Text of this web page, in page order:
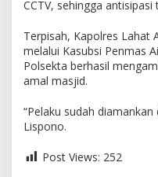
CCTV, sehingga
Terpisah, Kapolres Lahat
melalui Kasubsi Penmas
Polsekta berhasil
amal masjid.
“Pelaku sudah
Lispono.
Post Views: 252